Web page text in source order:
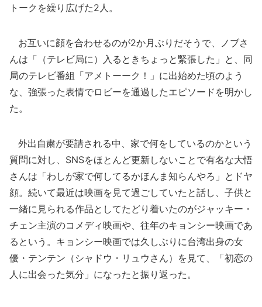
トークを繰り広げた2人。
お互いに顔を合わせるのが2か月ぶりだそうで、ノブさ
んは「（テレビ局に）入るときちょっと緊張した」と、同
局のテレビ番組「アメトーーク！」に出始めた頃のよう
な、強張った表情でロビーを通過したエピソードを明かし
た。
外出自粛が要請される中、家で何をしているのかという
質問に対し、SNSをほとんど更新しないことで有名な大悟
さんは「わしが家で何してるかほんま知らんやろ」とドヤ
顔。続いて最近は映画を見て過ごしていたと話し、子供と
一緒に見られる作品としてたどり着いたのがジャッキー・
チェン主演のコメディ映画や、往年のキョンシー映画であ
るという。キョンシー映画では久しぶりに台湾出身の女
優・テンテン（シャドウ・リュウさん）を見て、「初恋の
人に出会った気分」になったと振り返った。